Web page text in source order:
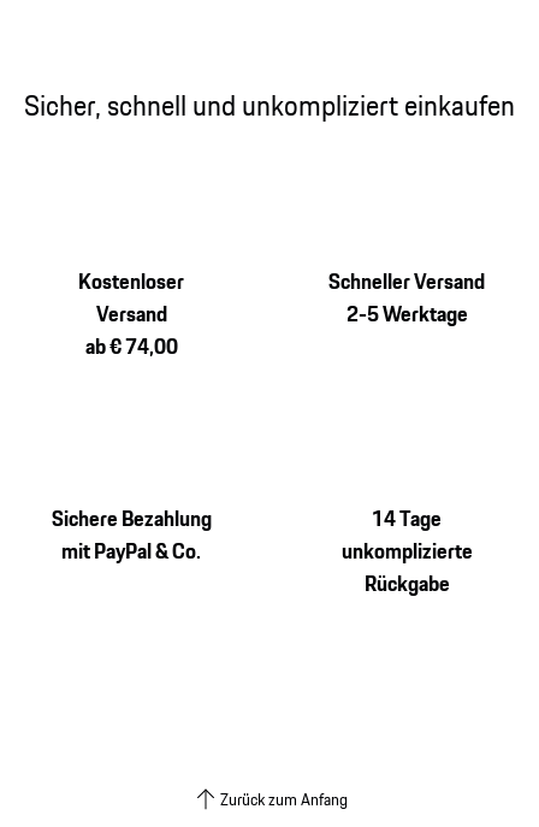
Sicher, schnell und unkompliziert einkaufen
Kostenloser
Versand
ab € 74,00
Schneller Versand
2-5 Werktage
Sichere Bezahlung
mit PayPal & Co.
14 Tage
unkomplizierte
Rückgabe
Zurück zum Anfang